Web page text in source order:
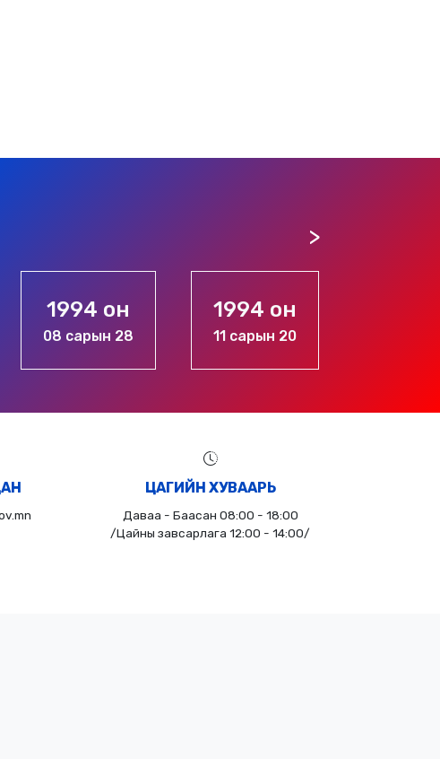
1994 он
08 сарын 28
1994 он
11 сарын 20
ЦАГИЙН ХУВААРЬ
Даваа - Баасан 08:00 - 18:00
/Цайны завсарлага 12:00 - 14:00/